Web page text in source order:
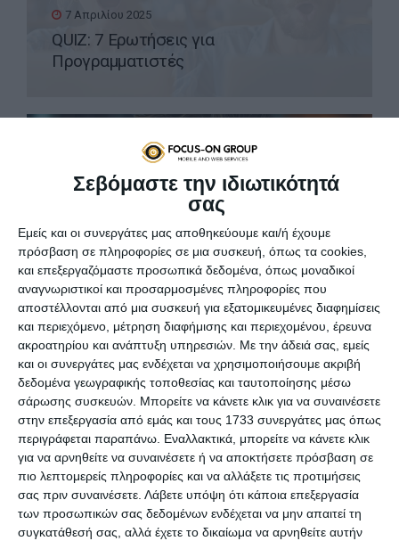
Σεβόμαστε την ιδιωτικότητά
σας
Εμείς και οι συνεργάτες μας αποθηκεύουμε και/ή έχουμε
πρόσβαση σε πληροφορίες σε μια συσκευή, όπως τα cookies,
και επεξεργαζόμαστε προσωπικά δεδομένα, όπως μοναδικοί
αναγνωριστικοί και προσαρμοσμένες πληροφορίες που
αποστέλλονται από μια συσκευή για εξατομικευμένες διαφημίσεις
και περιεχόμενο, μέτρηση διαφήμισης και περιεχομένου, έρευνα
ακροατηρίου και ανάπτυξη υπηρεσιών. Με την άδειά σας, εμείς
και οι συνεργάτες μας ενδέχεται να χρησιμοποιήσουμε ακριβή
δεδομένα γεωγραφικής τοποθεσίας και ταυτοποίησης μέσω
σάρωσης συσκευών. Μπορείτε να κάνετε κλικ για να συναινέσετε
στην επεξεργασία από εμάς και τους 1733 συνεργάτες μας όπως
περιγράφεται παραπάνω. Εναλλακτικά, μπορείτε να κάνετε κλικ
για να αρνηθείτε να συναινέσετε ή να αποκτήσετε πρόσβαση σε
πιο λεπτομερείς πληροφορίες και να αλλάξετε τις προτιμήσεις
σας πριν συναινέσετε. Λάβετε υπόψη ότι κάποια επεξεργασία
των προσωπικών σας δεδομένων ενδέχεται να μην απαιτεί τη
συγκατάθεσή σας, αλλά έχετε το δικαίωμα να αρνηθείτε αυτήν
7 Απριλίου 2025
QUIZ: 7 Ερωτήσεις για
Προγραμματιστές
4 Απριλίου 2025
Τεχνική Υποστήριξη WordPress: Είσαι
δυσαρεστημένος ;
3 Απριλίου 2025
Όταν Μπορείς, Κάνεις. Αν Δεν Μπορείς,
Διδάσκεις …